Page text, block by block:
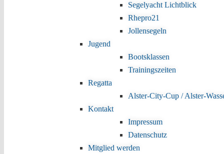
Segelyacht Lichtblick
Rhepro21
Jollensegeln
Jugend
Bootsklassen
Trainingszeiten
Regatta
Alster-City-Cup / Alster-
Kontakt
Impressum
Datenschutz
Mitglied werden